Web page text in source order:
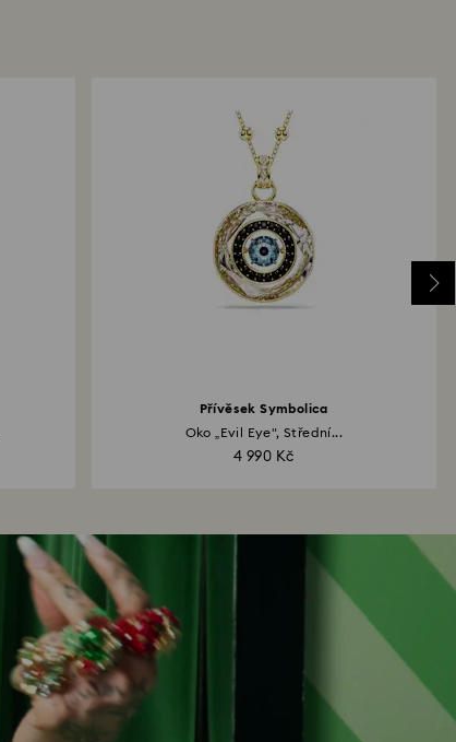
Přívěsek Symbolica
Oko „Evil Eye", Střední...
4 990 Kč